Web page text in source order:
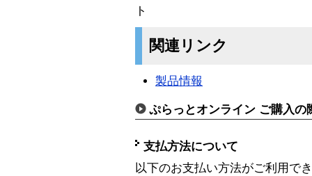
ト
関連リンク
製品情報
ぷらっとオンライン ご購入の
支払方法について
以下のお支払い方法がご利用で